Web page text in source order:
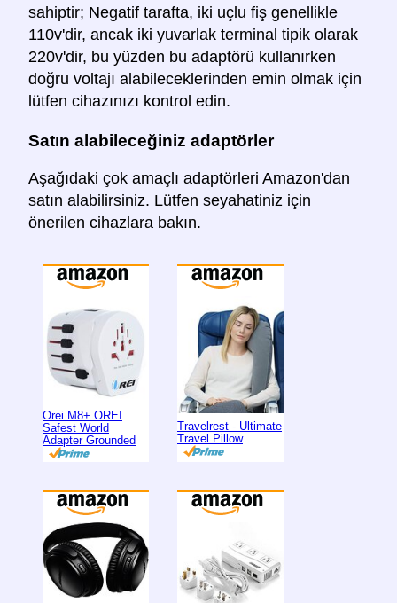
sahiptir; Negatif tarafta, iki uçlu fiş genellikle
110v'dir, ancak iki yuvarlak terminal tipik olarak
220v'dir, bu yüzden bu adaptörü kullanırken
doğru voltajı alabileceklerinden emin olmak için
lütfen cihazınızı kontrol edin.
Satın alabileceğiniz adaptörler
Aşağıdaki çok amaçlı adaptörleri Amazon'dan
satın alabilirsiniz. Lütfen seyahatiniz için
önerilen cihazlara bakın.
Orei M8+ OREI
Safest World
Adapter Grounded
Travelrest - Ultimate
Travel Pillow